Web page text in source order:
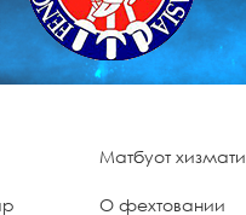
Матбуот хизмати
О фехтовании